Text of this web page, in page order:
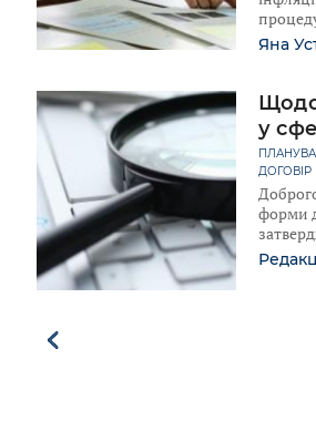
Яна
у
форми